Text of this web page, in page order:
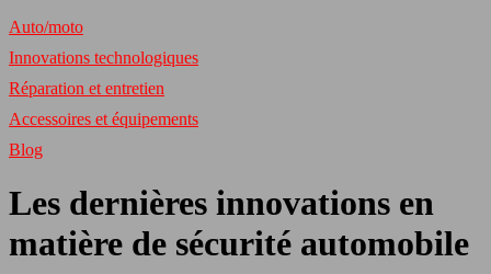
Auto/moto
Innovations technologiques
Réparation et entretien
Accessoires et équipements
Blog
Les dernières innovations en
matière de sécurité automobile